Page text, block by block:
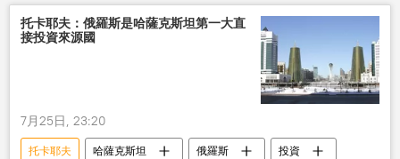
托卡耶夫：俄羅斯是哈薩克斯坦第一大直
接投資來源國
7月25日, 23:20
托卡耶夫 哈薩克斯坦 俄羅斯 投資